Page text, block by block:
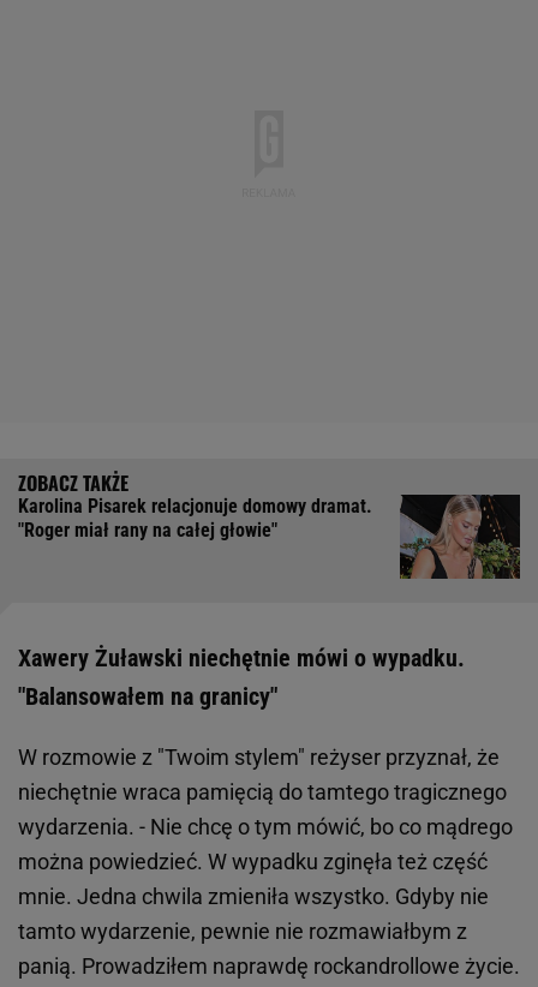
Karolina Pisarek relacjonuje domowy dramat.
"Roger miał rany na całej głowie"
Xawery Żuławski niechętnie mówi o wypadku.
"Balansowałem na granicy"
W rozmowie z "Twoim stylem" reżyser przyznał, że
niechętnie wraca pamięcią do tamtego tragicznego
wydarzenia. - Nie chcę o tym mówić, bo co mądrego
można powiedzieć. W wypadku zginęła też część
mnie. Jedna chwila zmieniła wszystko. Gdyby nie
tamto wydarzenie, pewnie nie rozmawiałbym z
panią. Prowadziłem naprawdę rockandrollowe życie.